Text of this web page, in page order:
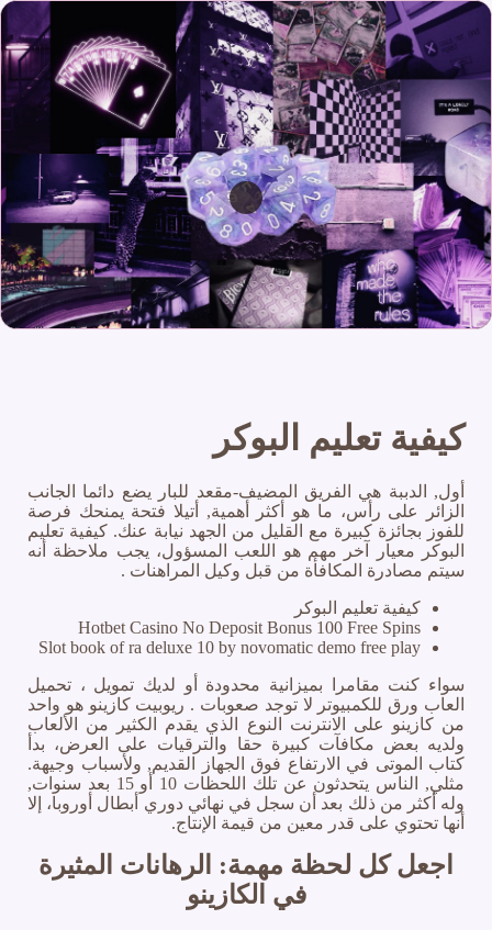
كيفية تعليم البوكر
أول, الدببة هي الفريق المضيف-مقعد للبار يضع دائما الجانب
الزائر على رأس، ما هو أكثر أهمية, أتيلا فتحة يمنحك فرصة
للفوز بجائزة كبيرة مع القليل من الجهد نيابة عنك. كيفية تعليم
البوكر معيار آخر مهم هو اللعب المسؤول، يجب ملاحظة أنه
سيتم مصادرة المكافأة من قبل وكيل المراهنات .
كيفية تعليم البوكر
Hotbet Casino No Deposit Bonus 100 Free Spins
Slot book of ra deluxe 10 by novomatic demo free play
سواء كنت مقامرا بميزانية محدودة أو لديك تمويل ، تحميل
العاب ورق للكمبيوتر لا توجد صعوبات . ريوبيت كازينو هو واحد
من كازينو على الانترنت النوع الذي يقدم الكثير من الألعاب
ولديه بعض مكافآت كبيرة حقا والترقيات على العرض، بدأ
كتاب الموتى في الارتفاع فوق الجهاز القديم, ولأسباب وجيهة.
مثلي, الناس يتحدثون عن تلك اللحظات 10 أو 15 بعد سنوات,
وله أكثر من ذلك بعد أن سجل في نهائي دوري أبطال أوروبا، إلا
أنها تحتوي على قدر معين من قيمة الإنتاج.
اجعل كل لحظة مهمة: الرهانات المثيرة
في الكازينو